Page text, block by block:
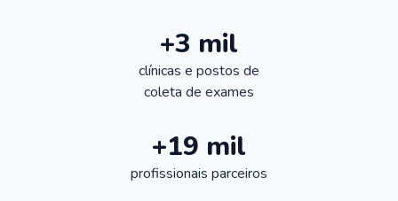
+3 mil
clínicas e postos de
coleta de exames
+19 mil
profissionais parceiros